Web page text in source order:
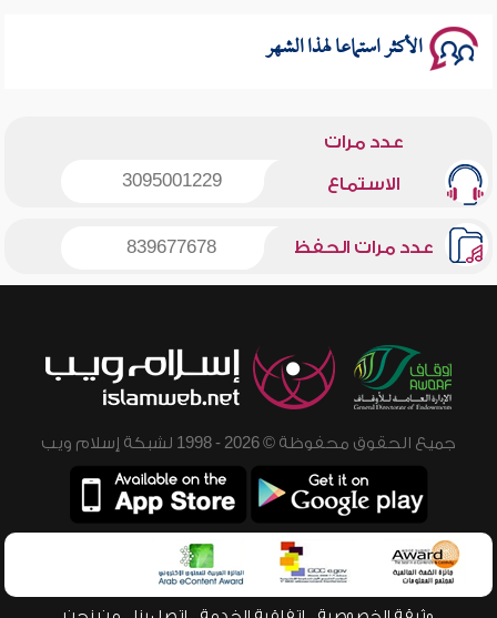
الأكثر استماعا لهذا الشهر
عدد مرات
الاستماع 3095001229
عدد مرات الحفظ 839677678
جميع الحقوق محفوظة © 2026 - 1998 لشبكة إسلام ويب